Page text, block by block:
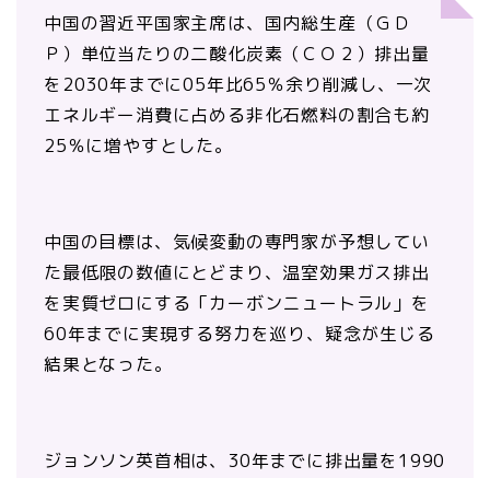
中国の習近平国家主席は、国内総生産（ＧＤ
Ｐ）単位当たりの二酸化炭素（ＣＯ２）排出量
を2030年までに05年比65％余り削減し、一次
エネルギー消費に占める非化石燃料の割合も約
25％に増やすとした。
中国の目標は、気候変動の専門家が予想してい
た最低限の数値にとどまり、温室効果ガス排出
を実質ゼロにする「カーボンニュートラル」を
60年までに実現する努力を巡り、疑念が生じる
結果となった。
ジョンソン英首相は、30年までに排出量を1990